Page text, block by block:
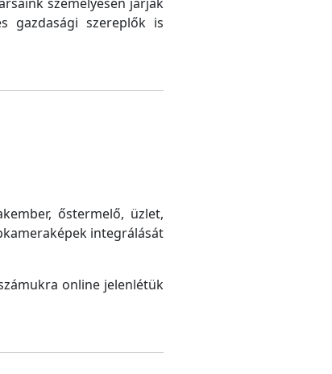
gazdasági szereplők is
őstermelő, üzlet,
integrálását
online jelenlétük